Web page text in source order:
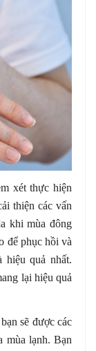
xét thực hiện
thiện các vấn
khi mùa đông
để phục hồi và
hiệu quả nhất.
lại hiệu quả
sẽ được các
mùa lạnh. Bạn